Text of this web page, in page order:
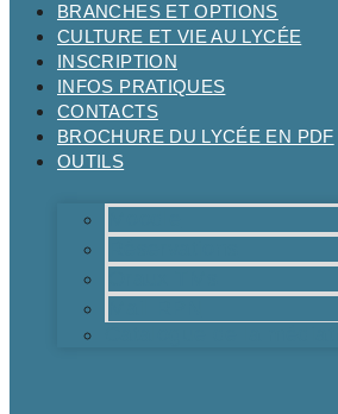
BRANCHES ET OPTIONS
CULTURE ET VIE AU LYCÉE
INSCRIPTION
INFOS PRATIQUES
CONTACTS
BROCHURE DU LYCÉE EN PDF
OUTILS